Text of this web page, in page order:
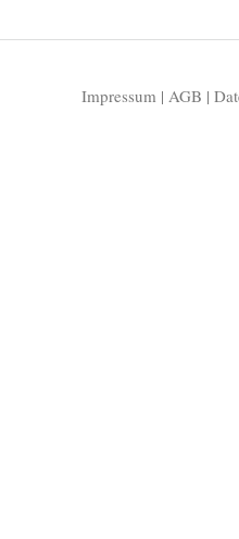
Impressum | AGB |